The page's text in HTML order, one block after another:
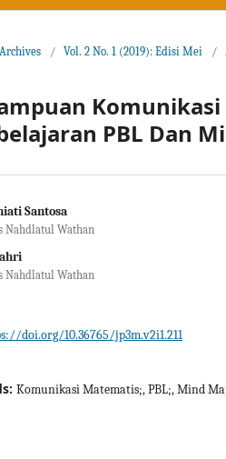
Archives / Vol. 2 No. 1 (2019): Edisi Mei /
PBL Dan
Santosa
Nahdlatul Wathan
Nahdlatul Wathan
doi.org/10.36765/jp3m.v2i1.211
Komunikasi Matematis;, PBL;, Mind